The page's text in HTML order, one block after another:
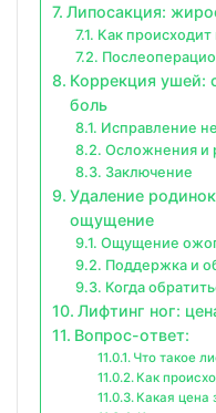
Липосакция:
Как происходит
Коррекция ушей:
боль
Исправление
Осложнения и
Заключение
Удаление
ощущение
Ощущение
Поддержка и
Когда
Лифтинг ног:
Вопрос-ответ:
Что такое
Как
Какая цена